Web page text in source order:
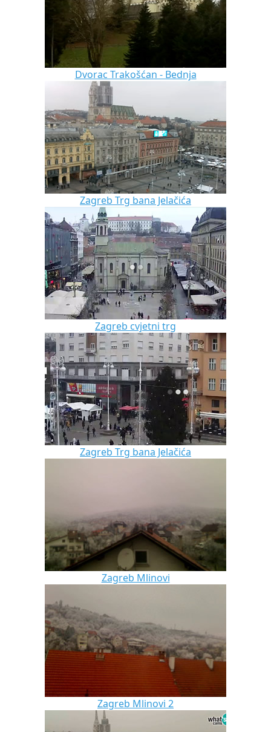
Dvorac Trakošćan - Bednja
Zagreb Trg bana Jelačića
Zagreb cvjetni trg
Zagreb Trg bana Jelačića
Zagreb Mlinovi
Zagreb Mlinovi 2